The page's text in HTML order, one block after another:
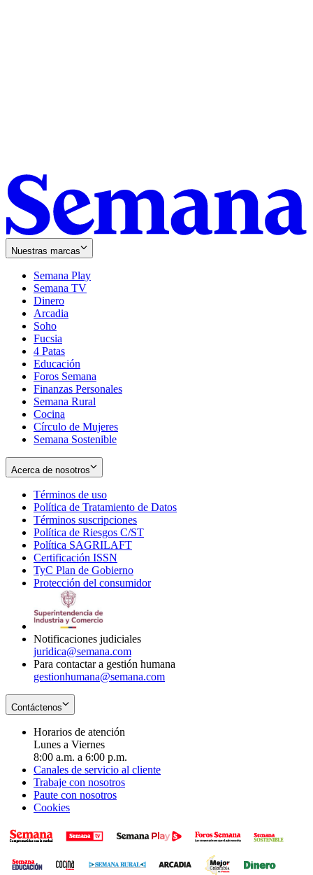
Nuestras marcas
Semana Play
Semana TV
Dinero
Arcadia
Soho
in
new
window
Fucsia
in
new
window
4 Patas
Educación
Foros Semana
Finanzas Personales
Semana Rural
Cocina
Círculo de Mujeres
Semana Sostenible
Acerca de nosotros
Términos de uso
in
new
window
Política de Tratamiento de Datos
Términos suscripciones
in
Política de Riesgos C/ST
Política SAGRILAFT
new
window
Certificación ISSN
in
new
TyC Plan de Gobierno
in
Protección del consumidorOpens
Notificaciones judiciales
juridica@semana.com
Para contactar a gestión humana
gestionhumana@semana.com
Contáctenos
Horarios de atención
Lunes a Viernes
8:00 a.m. a 6:00 p.m.
Canales de servicio al cliente
Trabaje con nosotros
Paute con nosotros
Cookies